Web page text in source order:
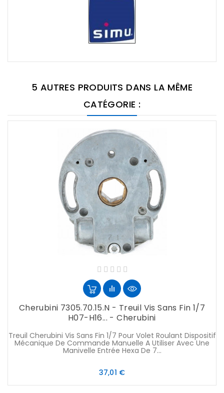
5 AUTRES PRODUITS DANS LA MÊME
CATÉGORIE :
Cherubini 7305.70.15.N - Treuil Vis Sans Fin 1/7
H07-H16... - Cherubini
Treuil Cherubini Vis Sans Fin 1/7 Pour Volet Roulant Dispositif
Mécanique De Commande Manuelle A Utiliser Avec Une
Manivelle Entrée Hexa De 7...
37,01 €Prix